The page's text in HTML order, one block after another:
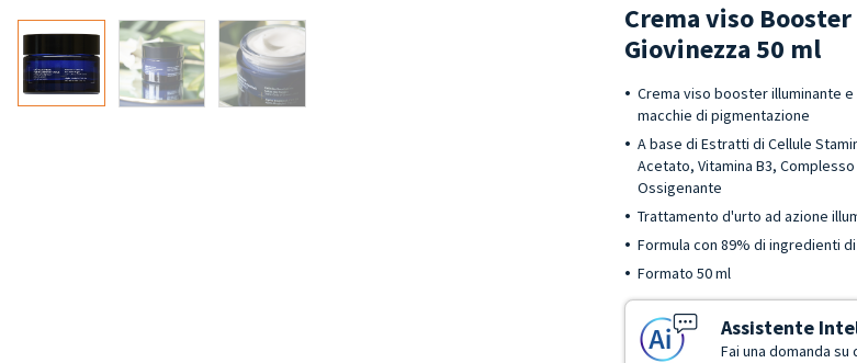
Crema viso
Giovinezza 50 ml
Crema viso booster illuminante
macchie di pigmentazione
A base di Estratti di Cellule
Acetato, Vitamina B3,
Ossigenante
Trattamento d'urto ad azione
Formula con 89% di ingredienti
Formato 50 ml
Assistente
Fai una domanda